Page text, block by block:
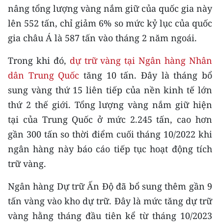
E-Magazine
Video
Media Chính trị
Media Kinh tế
Media Văn hóa
Media Xã hội
Media Pháp luật
Media Du lịch
Media Thế giới
Media Thể thao
nâng tổng lượng vàng nắm giữ của quốc gia này
lên 552 tấn, chỉ giảm 6% so mức kỷ lục của quốc
gia châu Á là 587 tấn vào tháng 2 năm ngoái.
Trong khi đó, dự trữ vàng tại Ngân hàng Nhân
dân Trung Quốc tăng 10 tấn. Đây là tháng bổ
sung vàng thứ 15 liên tiếp của nền kinh tế lớn
thứ 2 thế giới. Tổng lượng vàng nắm giữ hiện
tại của Trung Quốc ở mức 2.245 tấn, cao hơn
gần 300 tấn so thời điểm cuối tháng 10/2022 khi
ngân hàng này báo cáo tiếp tục hoạt động tích
trữ vàng.
Ngân hàng Dự trữ Ấn Độ đã bổ sung thêm gần 9
tấn vàng vào kho dự trữ. Đây là mức tăng dự trữ
vàng hằng tháng đầu tiên kể từ tháng 10/2023